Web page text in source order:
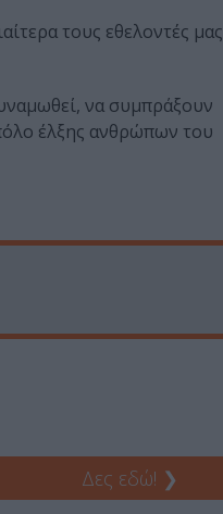
τους εθελοντές μας
να συμπράξουν
έλξης ανθρώπων του
Δες εδώ! ❯